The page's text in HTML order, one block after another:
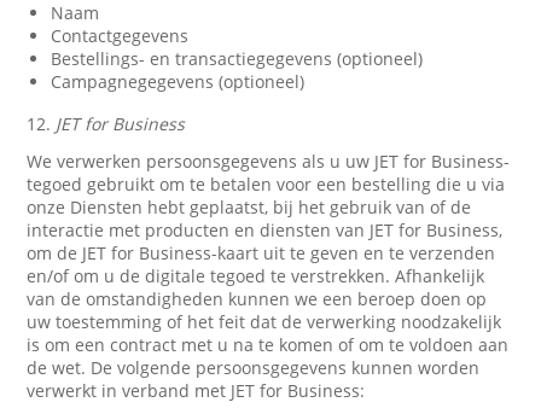
Naam
Contactgegevens
Bestellings- en transactiegegevens (optioneel)
Campagnegegevens (optioneel)
12. JET for Business
We verwerken persoonsgegevens als u uw JET for Business-
tegoed gebruikt om te betalen voor een bestelling die u via
onze Diensten hebt geplaatst, bij het gebruik van of de
interactie met producten en diensten van JET for Business,
om de JET for Business-kaart uit te geven en te verzenden
en/of om u de digitale tegoed te verstrekken. Afhankelijk
van de omstandigheden kunnen we een beroep doen op
uw toestemming of het feit dat de verwerking noodzakelijk
is om een contract met u na te komen of om te voldoen aan
de wet. De volgende persoonsgegevens kunnen worden
verwerkt in verband met JET for Business: